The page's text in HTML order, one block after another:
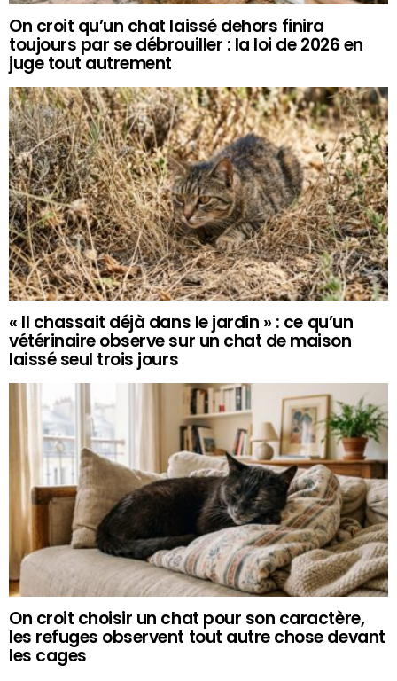
On croit qu’un chat laissé dehors finira
toujours par se débrouiller : la loi de 2026 en
juge tout autrement
« Il chassait déjà dans le jardin » : ce qu’un
vétérinaire observe sur un chat de maison
laissé seul trois jours
On croit choisir un chat pour son caractère,
les refuges observent tout autre chose devant
les cages